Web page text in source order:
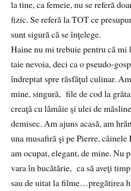
la tine, ca femeie, nu se referă
fizic. Se referă la TOT ce
sunt sigură că se înţelege.
Haine nu mi trebuie pentru că mi
taie nevoia, deci ca o pseudo-
îndreptat spre răsfăţul culinar.
mine, singură, file de cod la
creaţă cu lâmâie şi ulei de
demisec. Am ajuns acasă, am
una musafiră şi pe Pierre,
am ocupat, elegant, de mine. Nu
vara în bucătărie, ca să aveţi
sau de uitat la filme…pregătirea